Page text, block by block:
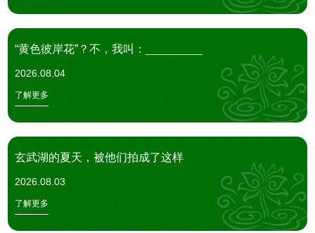
“黄色彼岸花”？不，我叫：_________
2026.08.04
了解更多
玄武湖的夏天，被他们拍成了这样
2026.08.03
了解更多